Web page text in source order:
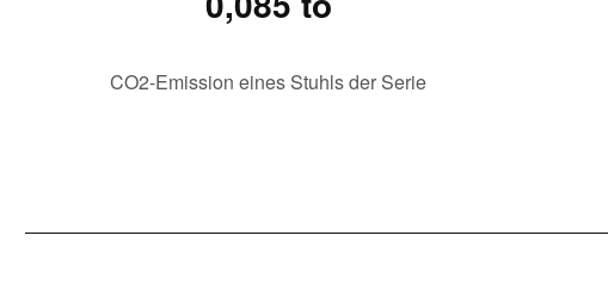
CO2-Emission eines Stuhls der Serie